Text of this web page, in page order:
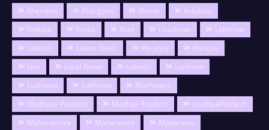
Khandwa
Khargone Khurai
kolakata
Kolkata
Korba Kota l Lucknow
Lakhnow
Lalitpur
Latest News life style
lifestyle
Live
Local News London
Lucknow
Ludhiana
Lukhnow
Machalpur
Madhaya Pradesh
Madhya Pradesh
madhyaPradesh
Maharashtra
Maharastra
Maharatra